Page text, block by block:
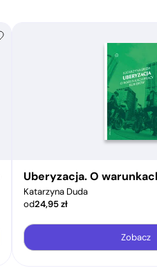
Uberyzacja. O
Katarzyna Duda
od24,95zł
Zobacz